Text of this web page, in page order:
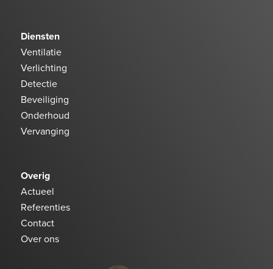
Diensten
Ventilatie
Verlichting
Detectie
Beveiliging
Onderhoud
Vervanging
Overig
Actueel
Referenties
Contact
Over ons